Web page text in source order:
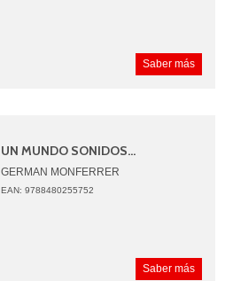
Saber más
UN MUNDO SONIDOS...
GERMAN MONFERRER
JUAN ANGEL PICAZO
EAN: 9788480255752
Saber más